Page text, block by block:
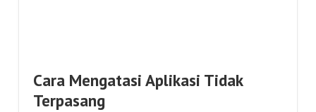
Cara Mengatasi Aplikasi Tidak
Terpasang